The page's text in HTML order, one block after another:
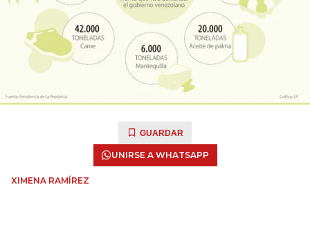
GUARDAR
UNIRSE A WHATSAPP
XIMENA RAMÍREZ